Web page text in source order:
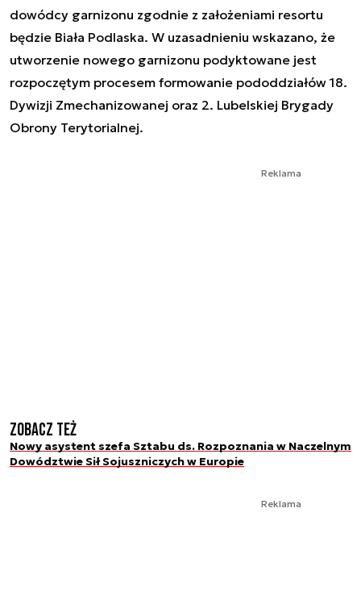
dowódcy garnizonu zgodnie z założeniami resortu
będzie Biała Podlaska. W uzasadnieniu wskazano, że
utworzenie nowego garnizonu podyktowane jest
rozpoczętym procesem formowanie pododdziałów 18.
Dywizji Zmechanizowanej oraz 2. Lubelskiej Brygady
Obrony Terytorialnej.
Reklama
Zobacz też
Nowy asystent szefa Sztabu ds. Rozpoznania w Naczelnym
Dowództwie Sił Sojuszniczych w Europie
Reklama